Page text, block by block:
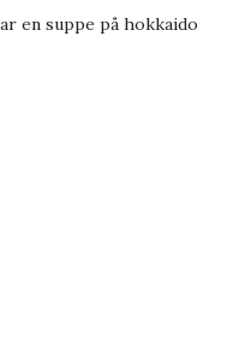
en suppe på hokkaido